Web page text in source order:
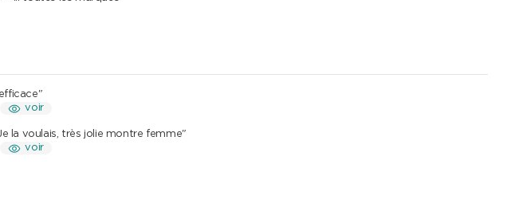
voir
la voulais, très jolie montre femme"
voir